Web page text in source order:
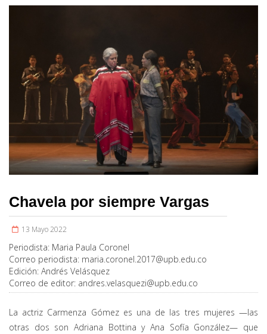
Chavela por siempre Vargas
13 Mayo 2022
Periodista: Maria Paula Coronel
Correo periodista: maria.coronel.2017@upb.edu.co
Edición: Andrés Velásquez
Correo de editor: andres.velasquezi@upb.edu.co
La actriz Carmenza Gómez es una de las tres mujeres —las
otras dos son Adriana Bottina y Ana Sofía González— que